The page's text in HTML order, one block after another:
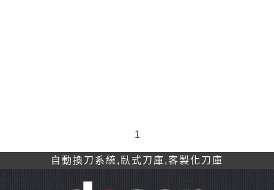
1
自動換刀系統,臥式刀庫,客製化刀庫